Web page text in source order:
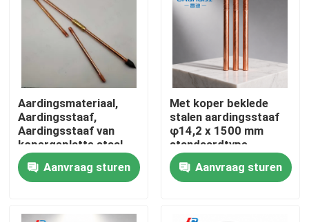
Thuis
Aardingsmateriaal,
Aardingsstaaf,
Aardingsstaaf van
kopergeplatte staal
Aanvraag sturen
Met koper beklede
stalen aardingsstaaf
φ14,2 x 1500 mm
standaardtype
bliksembeveiliging
Aanvraag sturen